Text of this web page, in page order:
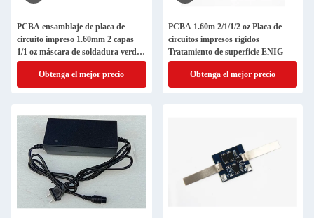
PCBA ensamblaje de placa de
circuito impreso 1.60mm 2 capas
1/1 oz máscara de soldadura verde
HASL ((LF)
Obtenga el mejor precio
PCBA 1.60m 2/1/1/2 oz Placa de
circuitos impresos rígidos
Tratamiento de superficie ENIG
Obtenga el mejor precio